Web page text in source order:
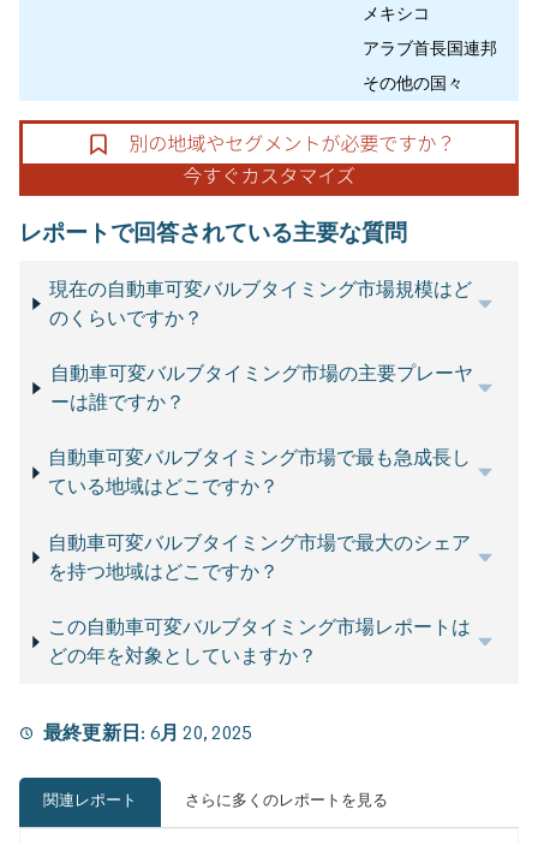
メキシコ
アラブ首長国連邦
その他の国々
レポートで回答されている主要な質問
現在の自動車可変バルブタイミング市場規模はど
のくらいですか？
自動車可変バルブタイミング市場の主要プレーヤ
ーは誰ですか？
自動車可変バルブタイミング市場で最も急成長し
ている地域はどこですか？
自動車可変バルブタイミング市場で最大のシェア
を持つ地域はどこですか？
この自動車可変バルブタイミング市場レポートは
どの年を対象としていますか？
最終更新日: 6月 20, 2025
関連レポート さらに多くのレポートを見る